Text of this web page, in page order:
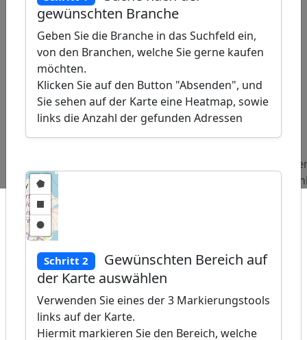
Abfragen:
gewünschten Branche
Geben Sie die Branche in das Suchfeld ein,
von den Branchen, welche Sie gerne kaufen
möchten.
Klicken Sie auf den Button "Absenden", und
Sie sehen auf der Karte eine Heatmap, sowie
links die Anzahl der gefunden Adressen
Schritt 2
Gewünschten Bereich auf
der Karte auswählen
Verwenden Sie eines der 3 Markierungstools
links auf der Karte.
Hiermit markieren Sie den Bereich, welche